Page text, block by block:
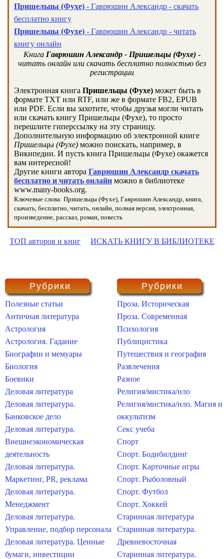
Пришельцы (Фухе) - Гаврюшин Александр - скачать
бесплатно книгу
Пришельцы (Фухе) - Гаврюшин Александр - читать
книгу онлайн
Книга Гаврюшин Александр - Пришельцы (Фухе) -
читать онлайн или скачать бесплатно полностью без
регистрации
Электронная книга Пришельцы (Фухе) может быть в
формате TXT или RTF, или же в формате FB2, EPUB
или PDF. Если вы захотите, чтобы друзья могли читать
или скачать книгу Пришельцы (Фухе), то просто
перешлите гиперссылку на эту страницу.
Дополнительную информацию об электронной книге
Пришельцы (Фухе) можно поискать, например, в
Википедии. И пусть книга Пришельцы (Фухе) окажется
вам интересной!
Другие книги автора Гаврюшин Александр скачать
бесплатно и читать онлайн можно в библиотеке
www.many-books.org.
Ключевые слова: Пришельцы (Фухе), Гаврюшин Александр, книга,
скачать, бесплатно, читать, онлайн, полная версия, электронная,
произведение, рассказ, роман, повесть
ТОП авторов и книг ИСКАТЬ КНИГУ В БИБЛИОТЕКЕ
Рубрики
Полезные статьи
Античная литература
Астрология
Астрология. Гадание
Биографии и мемуары
Биология
Боевики
Деловая литература
Деловая литература.
Банковское дело
Деловая литература.
Внешнеэкономическая
деятельность
Деловая литература.
Маркетинг, PR, реклама
Деловая литература.
Менеджмент
Деловая литература.
Управление, подбор персонала
Деловая литература. Ценные
бумаги, инвестиции
Рубрики
Проза. Историческая
Проза. Современная
Психология
Публицистика
Путешествия и география
Развлечения
Разное
Религия/мистика/нло
Религия/мистика/нло. Магия и
оккультизм
Секс учеба
Спорт
Спорт. Бодибилдинг
Спорт. Карточные игры
Спорт. Рыболовный
Спорт. Футбол
Спорт. Хоккей
Старинная литература
Старинная литература.
Древневосточная
Старинная литература.